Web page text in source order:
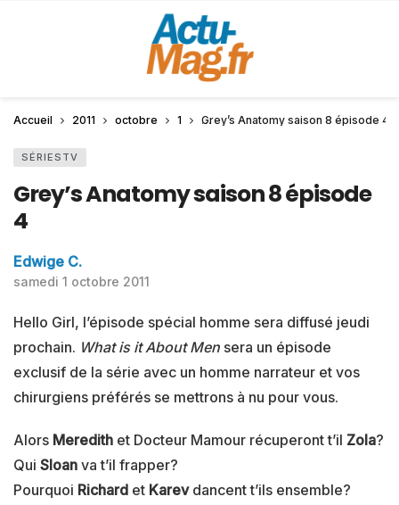
Accueil 2011 octobre 1 Grey’s Anatomy saison 8 épisode 4
SÉRIESTV
Grey’s Anatomy saison 8 épisode
4
Edwige C.
samedi 1 octobre 2011
Hello Girl, l’épisode spécial homme sera diffusé jeudi
prochain. What is it About Men sera un épisode
exclusif de la série avec un homme narrateur et vos
chirurgiens préférés se mettrons à nu pour vous.
Alors Meredith et Docteur Mamour récuperont t’il Zola?
Qui Sloan va t’il frapper?
Pourquoi Richard et Karevdancent t’ils ensemble?